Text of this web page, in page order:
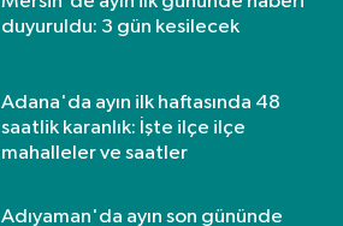
duyuruldu: 3 gün kesilecek
Adana'da ayın ilk haftasında 48
saatlik karanlık: İşte ilçe ilçe
mahalleler ve saatler
Adıyaman'da ayın son gününde